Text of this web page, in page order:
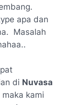
apa dan
Masalah
di Nuvasa
maka kami